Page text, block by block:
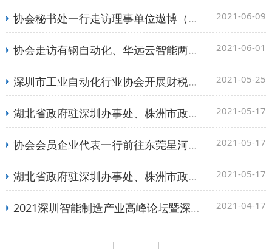
协会秘书处一行走访理事单位遨博（北京）智能科技有限公司 2021-06-09
协会走访有钢自动化、华远云智能两家会员企业 2021-06-01
深圳市工业自动化行业协会开展财税培训活动 2021-05-25
湖北省政府驻深圳办事处、株洲市政府驻深招商团队、铜仁市政府驻深招商团队到访 协会 2021-05-17
协会会员企业代表一行前往东莞星河精密进行会员交流活动 2021-05-17
湖北省政府驻深圳办事处、株洲市政府驻深招商团队、铜仁市政府驻深招商团队到访 协会 2021-05-17
2021深圳智能制造产业高峰论坛暨深圳市工业自动化行业协会第一届第二次会员大会在龙华成功举办 2021-04-17